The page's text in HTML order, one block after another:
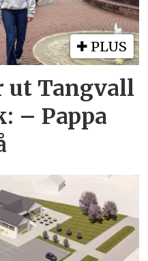
PLUS
ut Tangvall
– Pappa